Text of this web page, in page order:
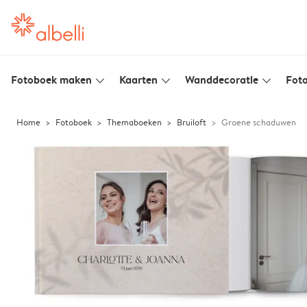
Fotoboek maken slim_arrow_down Kaarten slim_arrow_down Wanddecoratie slim_arrow_down
Home Fotoboek Themaboeken Bruiloft Groene schaduwen